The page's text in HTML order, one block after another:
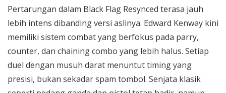
Pertarungan dalam Black Flag Resynced terasa jauh
lebih intens dibanding versi aslinya. Edward Kenway kini
memiliki sistem combat yang berfokus pada parry,
counter, dan chaining combo yang lebih halus. Setiap
duel dengan musuh darat menuntut timing yang
presisi, bukan sekadar spam tombol. Senjata klasik